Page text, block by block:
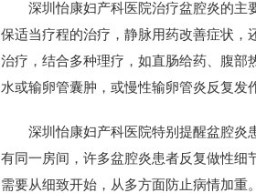
深圳怡康妇产科医院治疗盆腔炎的主
保适当疗程的治疗，静脉用药改善症状，
治疗，结合多种理疗，如直肠给药、腹部
水或输卵管囊肿，或慢性输卵管炎反复发
深圳怡康妇产科医院特别提醒盆腔炎
有同一房间，许多盆腔炎患者反复做性细
需要从细致开始，从多方面防止病情加重。